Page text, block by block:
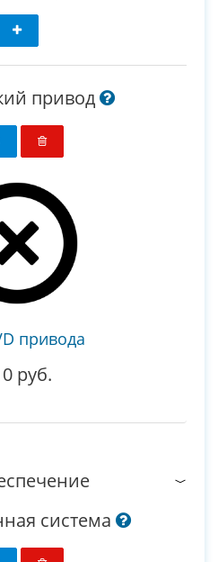
привод
привода
0 руб.
система